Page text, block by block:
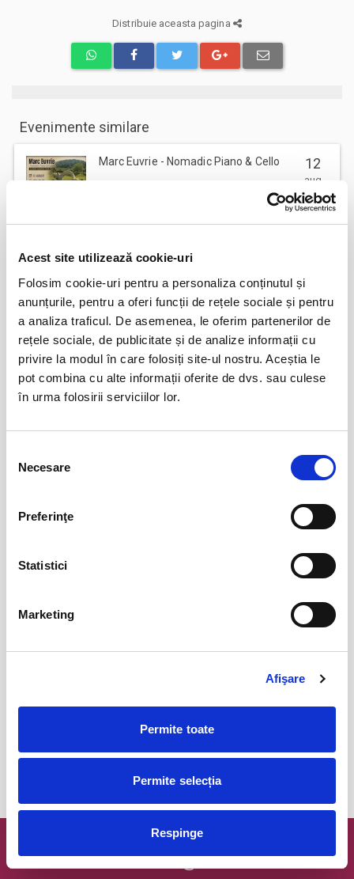
Acest site utilizează cookie-uri
Folosim cookie-uri pentru a personaliza conținutul și
anunțurile, pentru a oferi funcții de rețele sociale și pentru
a analiza traficul. De asemenea, le oferim partenerilor de
rețele sociale, de publicitate și de analize informații cu
privire la modul în care folosiți site-ul nostru. Aceștia le
pot combina cu alte informații oferite de dvs. sau culese
în urma folosirii serviciilor lor.
consimțământului
Necesare
Preferinţe
Statistici
Marketing
Afişare
Permite toate
Permite selecția
Respinge
Distribuie aceasta pagina
Evenimente similare
Marc Euvrie - Nomadic Piano & Cello 12
aug
Bucuresti
sept
MASTERS OF CLASSIC
Bucuresti
12
13
oct
oct
MAI MULTE DIN CONCERTE
Newsletter @ Bilete.ro